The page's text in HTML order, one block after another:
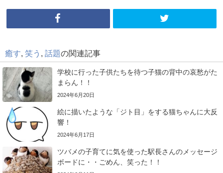
癒す 笑う 話題の関連記事
学校に行った子供たちを待つ子猫の背中の哀愁がた
まらん！！
2024年6月20日
絵に描いたような「ジト目」をする猫ちゃんに大反
響！
2024年6月17日
ツバメの子育てに気を使った駅長さんのメッセージ
ボードに・・ごめん、笑った！！